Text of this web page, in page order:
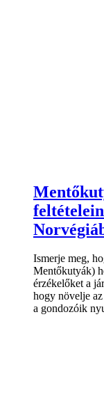
Ismerje meg,
Mentőkutyák)
érzékelőket a
hogy növelje
a gondozóik